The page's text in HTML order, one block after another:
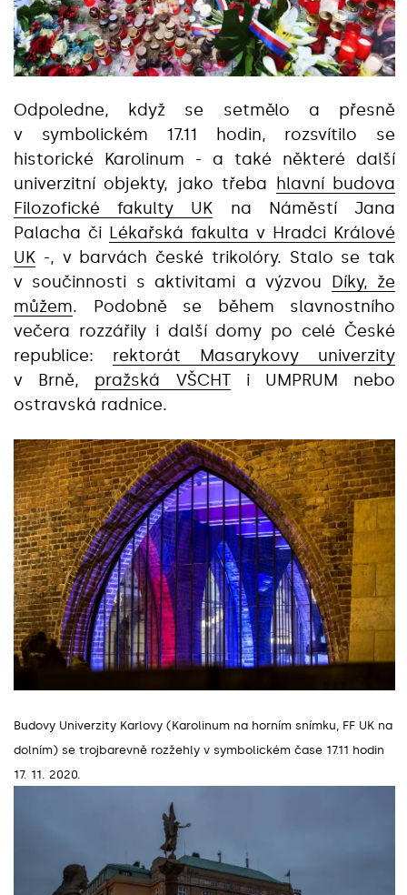
Odpoledne, když se setmělo a přesně
v symbolickém 17.11 hodin, rozsvítilo se
historické Karolinum - a také některé další
univerzitní objekty, jako třeba
hlavní budova
Filozofické fakulty UK na Náměstí Jana
Palacha či Lékařská fakulta v Hradci Králové
UK -, v barvách české trikolóry. Stalo se tak
v součinnosti s aktivitami a výzvou Díky, že
můžem. Podobně se během slavnostního
večera rozzářily i další domy po celé České
republice: rektorát Masarykovy univerzity
v Brně, pražská VŠCHTi UMPRUM nebo
ostravská radnice.
Budovy Univerzity Karlovy (Karolinum na horním snímku, FF UK na
dolním) se trojbarevně rozžehly v symbolickém čase 17.11 hodin
17. 11. 2020.